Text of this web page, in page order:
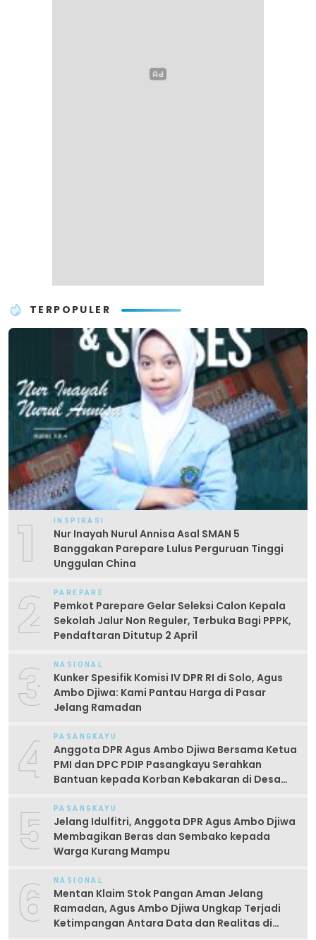
TERPOPULER
1 INSPIRASI
Nur Inayah Nurul Annisa Asal SMAN 5
Banggakan Parepare Lulus Perguruan Tinggi
Unggulan China
2 PAREPARE
Pemkot Parepare Gelar Seleksi Calon Kepala
Sekolah Jalur Non Reguler, Terbuka Bagi PPPK,
Pendaftaran Ditutup 2 April
3 NASIONAL
Kunker Spesifik Komisi IV DPR RI di Solo, Agus
Ambo Djiwa: Kami Pantau Harga di Pasar
Jelang Ramadan
4 PASANGKAYU
Anggota DPR Agus Ambo Djiwa Bersama Ketua
PMI dan DPC PDIP Pasangkayu Serahkan
Bantuan kepada Korban Kebakaran di Desa
5 PASANGKAYU
Jelang Idulfitri, Anggota DPR Agus Ambo Djiwa
Membagikan Beras dan Sembako kepada
Warga Kurang Mampu
6 NASIONAL
Mentan Klaim Stok Pangan Aman Jelang
Ramadan, Agus Ambo Djiwa Ungkap Terjadi
Ketimpangan Antara Data dan Realitas di